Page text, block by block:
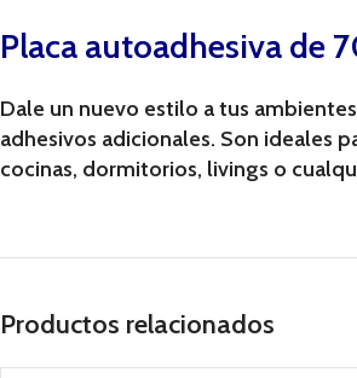
Placa autoadhesiva de
Dale un nuevo estilo a tus
adhesivos adicionales. Son ideales
cocinas, dormitorios, livings o
Productos relacionados